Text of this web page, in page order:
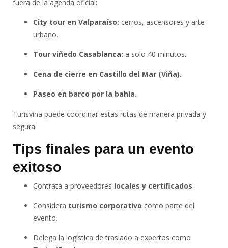
fuera de la agenda oficial:
City tour en Valparaíso: cerros, ascensores y arte
urbano.
Tour viñedo Casablanca: a solo 40 minutos.
Cena de cierre en Castillo del Mar (Viña).
Paseo en barco por la bahía.
Turisviña puede coordinar estas rutas de manera privada y
segura.
Tips finales para un evento
exitoso
Contrata a proveedores locales y certificados.
Considera turismo corporativo como parte del
evento.
Delega la logística de traslado a expertos como